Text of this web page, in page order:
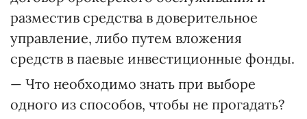
разместив средства в доверительное
управление, либо путем вложения
средств в паевые инвестиционные фонды.
— Что необходимо знать при выборе
одного из способов, чтобы не прогадать?